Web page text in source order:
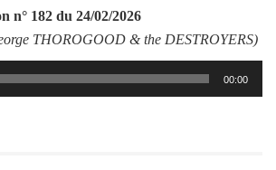
n° 182 du 24/02/2026
THOROGOOD & the DESTROYERS)
00:00